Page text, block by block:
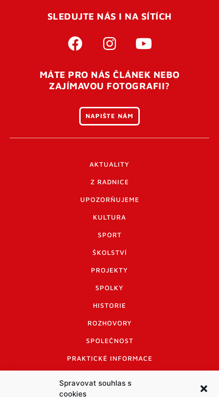
Spravovat souhlas s
cookies
SLEDUJTE NÁS I NA SÍTÍCH
MÁTE PRO NÁS ČLÁNEK NEBO
ZAJÍMAVOU FOTOGRAFII?
NAPIŠTE NÁM
AKTUALITY
Z RADNICE
UPOZORŇUJEME
KULTURA
SPORT
ŠKOLSTVÍ
PROJEKTY
SPOLKY
HISTORIE
ROZHOVORY
SPOLEČNOST
PRAKTICKÉ INFORMACE
INFORMACE A KODEX DISKUTUJÍCÍCH